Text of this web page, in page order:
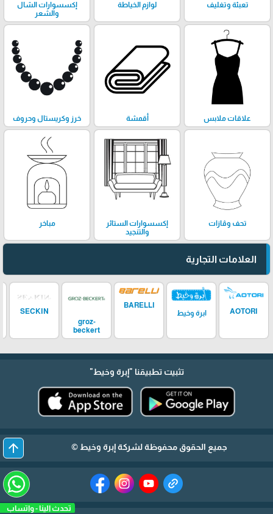
تحدث الينا - واتساب
تعبئة وتغليف لوازم الخياطة
إكسسوارات الشال
والشعر
علاقات ملابس أقمشة خرز وكريستال وحروف
تحف وڤازات
إكسسوارات الستائر
والتنجيد
مباخر
العلامات التجارية
AOTORI ابرة وخيط
BARELLI
groz-
beckert
SECKIN
تثبيت تطبيقنا "إبرة وخيط"
جميع الحقوق محفوظة لشركة إبرة وخيط © arrow_upward